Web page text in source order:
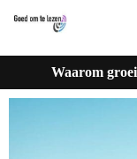
Waarom